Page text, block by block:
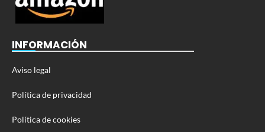
INFORMACIÓN
Aviso legal
Política de privacidad
Política de cookies